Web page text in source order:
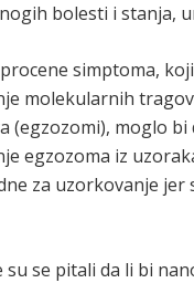
bolesti i stanja,
simptoma,
molekularnih
(egzozomi), moglo
egzozoma iz
za uzorkovanje
su se pitali da li bi